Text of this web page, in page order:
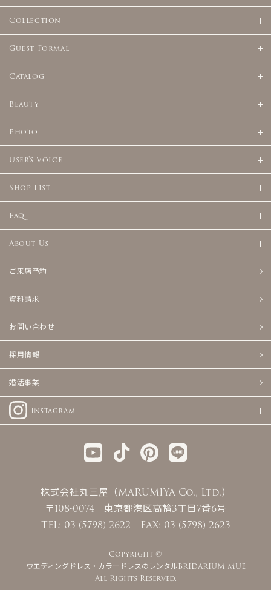
Collection
Guest Formal
Catalog
Beauty
Photo
User's Voice
Shop List
Faq
About Us
ご来店予約
資料請求
お問い合わせ
採用情報
婚活事業
Instagram
株式会社丸三屋（MARUMIYA Co., Ltd.）
〒108-0074 東京都港区高輪3丁目7番6号
TEL: 03 (5798) 2622 FAX: 03 (5798) 2623
Copyright ©
ウエディングドレス・カラードレスのレンタルBRIDARIUM MUE
All Rights Reserved.